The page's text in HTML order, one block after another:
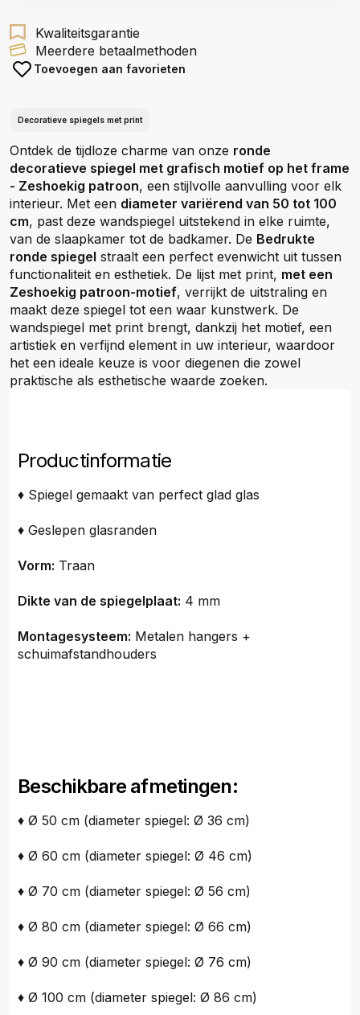
Kwaliteitsgarantie
Meerdere betaalmethoden
Toevoegen aan favorieten
Decoratieve spiegels met print
Ontdek de tijdloze charme van onze ronde
decoratieve spiegel met grafisch motief op het frame
- Zeshoekig patroon, een stijlvolle aanvulling voor elk
interieur. Met een diameter variërend van 50 tot 100
cm, past deze wandspiegel uitstekend in elke ruimte,
van de slaapkamer tot de badkamer. De Bedrukte
ronde spiegel straalt een perfect evenwicht uit tussen
functionaliteit en esthetiek. De lijst met print, met een
Zeshoekig patroon-motief, verrijkt de uitstraling en
maakt deze spiegel tot een waar kunstwerk. De
wandspiegel met print brengt, dankzij het motief, een
artistiek en verfijnd element in uw interieur, waardoor
het een ideale keuze is voor diegenen die zowel
praktische als esthetische waarde zoeken.
Productinformatie
♦ Spiegel gemaakt van perfect glad glas
♦ Geslepen glasranden
Vorm: Traan
Dikte van de spiegelplaat: 4 mm
Montagesysteem: Metalen hangers +
schuimafstandhouders
Beschikbare afmetingen:
♦ Ø 50 cm (diameter spiegel: Ø 36 cm)
♦ Ø 60 cm (diameter spiegel: Ø 46 cm)
♦ Ø 70 cm (diameter spiegel: Ø 56 cm)
♦ Ø 80 cm (diameter spiegel: Ø 66 cm)
♦ Ø 90 cm (diameter spiegel: Ø 76 cm)
♦ Ø 100 cm (diameter spiegel: Ø 86 cm)